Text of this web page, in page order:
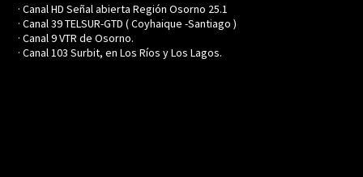
· Canal HD Señal abierta Región Osorno 25.1
· Canal 39 TELSUR-GTD ( Coyhaique -Santiago )
· Canal 9 VTR de Osorno.
· Canal 103 Surbit, en Los Ríos y Los Lagos.